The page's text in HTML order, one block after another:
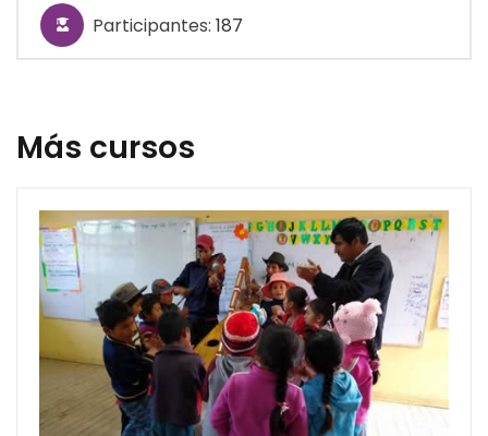
Participantes: 187
Más cursos